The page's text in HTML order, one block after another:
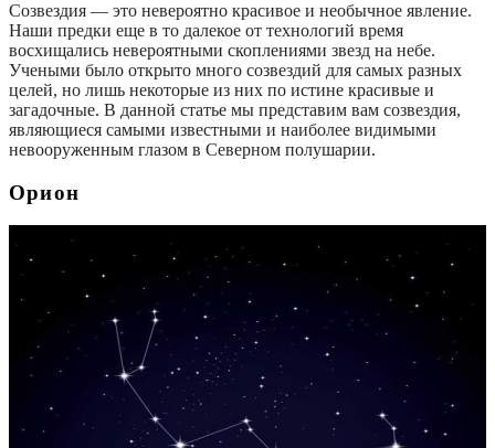
Созвездия — это невероятно красивое и необычное явление.
Наши предки еще в то далекое от технологий время
восхищались невероятными скоплениями звезд на небе.
Учеными было открыто много созвездий для самых разных
целей, но лишь некоторые из них по истине красивые и
загадочные. В данной статье мы представим вам созвездия,
являющиеся самыми известными и наиболее видимыми
невооруженным глазом в Северном полушарии.
Орион